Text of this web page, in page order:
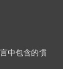
中包含的慣